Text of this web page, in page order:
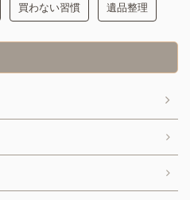
買わない習慣 遺品整理